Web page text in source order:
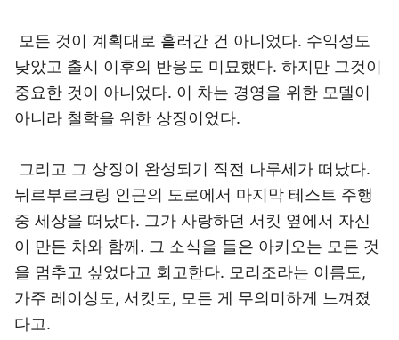
모든 것이 계획대로 흘러간 건 아니었다. 수익성도
낮았고 출시 이후의 반응도 미묘했다. 하지만 그것이
중요한 것이 아니었다. 이 차는 경영을 위한 모델이
아니라 철학을 위한 상징이었다.
그리고 그 상징이 완성되기 직전 나루세가 떠났다.
뉘르부르크링 인근의 도로에서 마지막 테스트 주행
중 세상을 떠났다. 그가 사랑하던 서킷 옆에서 자신
이 만든 차와 함께. 그 소식을 들은 아키오는 모든 것
을 멈추고 싶었다고 회고한다. 모리조라는 이름도,
가주 레이싱도, 서킷도, 모든 게 무의미하게 느껴졌
다고.